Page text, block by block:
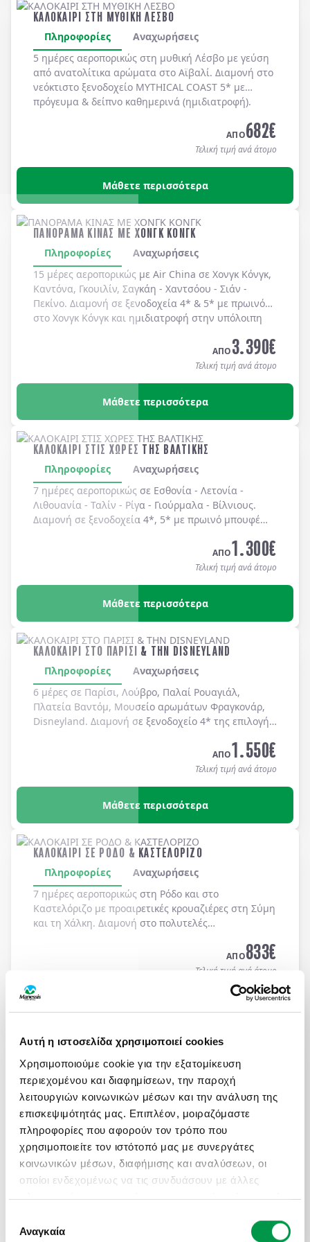
Αυτή η ιστοσελίδα χρησιμοποιεί cookies
Χρησιμοποιούμε cookie για την εξατομίκευση
περιεχομένου και διαφημίσεων, την παροχή
λειτουργιών κοινωνικών μέσων και την ανάλυση της
επισκεψιμότητάς μας. Επιπλέον, μοιραζόμαστε
πληροφορίες που αφορούν τον τρόπο που
χρησιμοποιείτε τον ιστότοπό μας με συνεργάτες
κοινωνικών μέσων, διαφήμισης και αναλύσεων, οι
οποίοι ενδεχομένως να τις συνδυάσουν με άλλες
πληροφορίες που τους έχετε παραχωρήσει ή τις οποίες
χρήση των υπηρεσιών τους.
συγκατάθεσης
Αναγκαία
ΚΑΛΟΚΑΙΡΙ ΣΤΗ ΜΥΘΙΚΗ ΛΕΣΒΟ
Πληροφορίες
Αναχωρήσεις
5 ημέρες αεροπορικώς στη μυθική Λέσβο με γεύση
από ανατολίτικα αρώματα στο Αϊβαλί. Διαμονή στο
νεόκτιστο ξενοδοχείο MYTHICAL COAST 5* με
πρόγευμα & δείπνο καθημερινά (ημιδιατροφή).
ΑΠΟ682€
Τελική τιμή ανά άτομο
Μάθετε περισσότερα
ΠΑΝΟΡΑΜΑ ΚΙΝΑΣ ΜΕ ΧΟΝΓΚ ΚΟΝΓΚ
Πληροφορίες
Αναχωρήσεις
15 μέρες αεροπορικώς με Air China σε Χονγκ Κόνγκ,
Καντόνα, Γκουιλίν, Σαγκάη - Χαντσόου - Σιάν -
Πεκίνο. Διαμονή σε ξενοδοχεία 4* & 5* με πρωινό
στο Χονγκ Κόνγκ και ημιδιατροφή στην υπόλοιπη
ΑΠΟ3.390€
Τελική τιμή ανά άτομο
Μάθετε περισσότερα
ΚΑΛΟΚΑΙΡΙ ΣΤΙΣ ΧΩΡΕΣ ΤΗΣ ΒΑΛΤΙΚΗΣ
Πληροφορίες
Αναχωρήσεις
7 ημέρες αεροπορικώς σε Εσθονία - Λετονία -
Λιθουανία - Ταλίν - Ρίγα - Γιούρμαλα - Βίλνιους.
Διαμονή σε ξενοδοχεία 4*, 5* με πρωινό μπουφέ
ΑΠΟ1.300€
Τελική τιμή ανά άτομο
Μάθετε περισσότερα
ΚΑΛΟΚΑΙΡΙ ΣΤΟ ΠΑΡΙΣΙ & ΤΗΝ DISNEYLAND
Πληροφορίες
Αναχωρήσεις
6 μέρες σε Παρίσι, Λούβρο, Παλαί Ρουαγιάλ,
Πλατεία Βαντόμ, Μουσείο αρωμάτων Φραγκονάρ,
Disneyland. Διαμονή σε ξενοδοχείo 4* της επιλογής
ΑΠΟ1.550€
Τελική τιμή ανά άτομο
Μάθετε περισσότερα
ΚΑΛΟΚΑΙΡΙ ΣΕ ΡΟΔΟ & ΚΑΣΤΕΛΟΡΙΖΟ
Πληροφορίες
Αναχωρήσεις
7 ημέρες αεροπορικώς στη Ρόδο και στο
Καστελόριζο με προαιρετικές κρουαζιέρες στη Σύμη
και τη Χάλκη. Διαμονή στο πολυτελές
(ημιδιατροφή).
ΑΠΟ833€
Τελική τιμή ανά άτομο
Πληροφορίες
Αναχωρήσεις
8 μέρες αεροπορικώς σε Όσλο, Μπέργκεν,
Στάβανγκερ, Κρίστιανσαντ, Ντράμεν. Διαμονή σε
επιλεγμένα ξενοδοχεία 3* & 4* με πρωινό μπουφέ
καθημερινά.
ΑΠΟ 2.100
Τελική τιμή ανά άτομο